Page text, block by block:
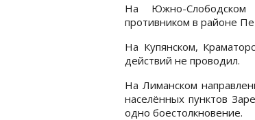
На Южно-Слободском
противником в районе
На Купянском,
действий не проводил.
На Лиманском
населённых пунктов
одно боестолкновение.